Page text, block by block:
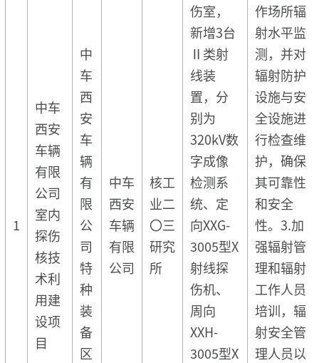
1
中车
西安
车辆
有限
公司
室内
探伤
核技
术利
用建
设项
目
中
车
西
安
车
辆
有
限
公
司
特
种
装
备
区
中车
西安
车辆
有限
公司
核工
业二
〇三
研究
所
伤室，
新增3台
Ⅱ类射
线装
置，分
别为
320kV数
字成像
检测系
统、定
向XXG-
3005型X
射线探
伤机、
周向
XXH-
3005型X
作场所辐
射水平监
测，并对
辐射防护
设施与安
全设施进
行检查维
护，确保
其可靠性
和安全
性。3.加
强辐射管
理和辐射
工作人员
培训，辐
射安全管
理人员以